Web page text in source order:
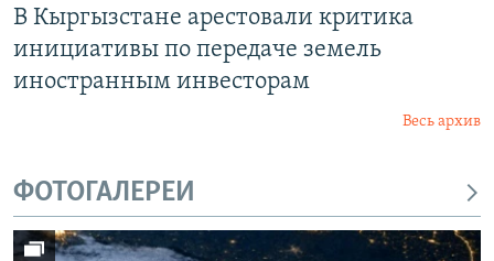
В Кыргызстане арестовали критика
инициативы по передаче земель
иностранным инвесторам
Весь архив
ФОТОГАЛЕРЕИ